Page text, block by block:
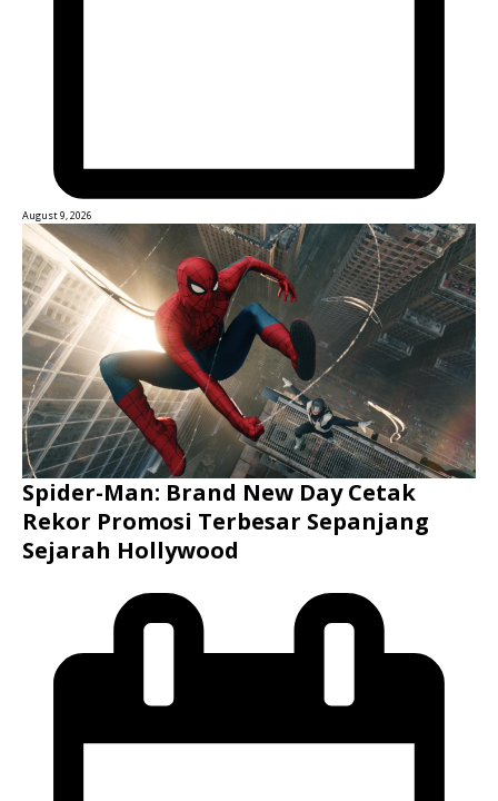
August 9, 2026
Spider-Man: Brand New Day Cetak
Rekor Promosi Terbesar Sepanjang
Sejarah Hollywood